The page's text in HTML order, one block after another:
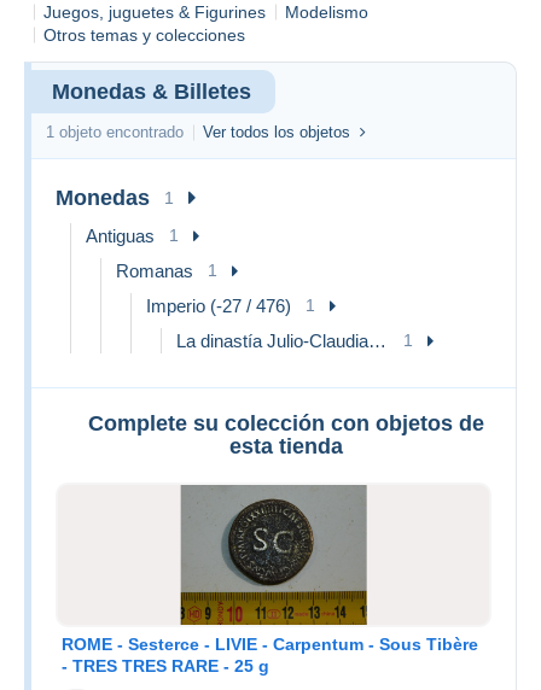
Juegos, juguetes & Figurines
Modelismo
Otros temas y colecciones
Monedas & Billetes
1 objeto encontrado Ver todos los objetos
Monedas 1
Antiguas 1
Romanas 1
Imperio (-27 / 476) 1
La dinastía Julio-Claudia (-27 / 69) 1
Complete su colección con objetos de
esta tienda
ROME - Sesterce - LIVIE - Carpentum - Sous Tibère
- TRES TRES RARE - 25 g